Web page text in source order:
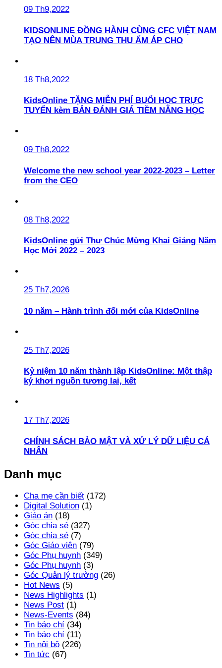
09 Th9,2022
KIDSONLINE ĐỒNG HÀNH CÙNG CFC VIỆT NAM
TẠO NÊN MÙA TRUNG THU ẤM ÁP CHO
18 Th8,2022
KidsOnline TẶNG MIỄN PHÍ BUỔI HỌC TRỰC
TUYẾN kèm BẢN ĐÁNH GIÁ TIỀM NĂNG HỌC
09 Th8,2022
Welcome the new school year 2022-2023 – Letter
from the CEO
08 Th8,2022
KidsOnline gửi Thư Chúc Mừng Khai Giảng Năm
Học Mới 2022 – 2023
25 Th7,2026
10 năm – Hành trình đổi mới của KidsOnline
25 Th7,2026
Kỷ niệm 10 năm thành lập KidsOnline: Một thập
kỷ khơi nguồn tương lai, kết
17 Th7,2026
CHÍNH SÁCH BẢO MẬT VÀ XỬ LÝ DỮ LIỆU CÁ
NHÂN
Danh mục
Cha mẹ cần biết (172)
Digital Solution (1)
Giáo án (18)
Góc chia sẻ (327)
Góc chia sẻ (7)
Góc Giáo viên (79)
Góc Phụ huynh (349)
Góc Phụ huynh (3)
Góc Quản lý trường (26)
Hot News (5)
News Highlights (1)
News Post (1)
News-Events (84)
Tin báo chí (34)
Tin báo chí (11)
Tin nội bộ (226)
Tin tức (67)